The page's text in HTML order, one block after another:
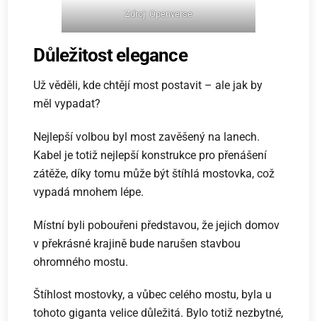
Zdroj: Openverse
Důležitost elegance
Už věděli, kde chtějí most postavit – ale jak by
měl vypadat?
Nejlepší volbou byl most zavěšený na lanech.
Kabel je totiž nejlepší konstrukce pro přenášení
zátěže, díky tomu může být štíhlá mostovka, což
vypadá mnohem lépe.
Místní byli pobouřeni představou, že jejich domov
v překrásné krajině bude narušen stavbou
ohromného mostu.
Štíhlost mostovky, a vůbec celého mostu, byla u
tohoto giganta velice důležitá. Bylo totiž nezbytné,